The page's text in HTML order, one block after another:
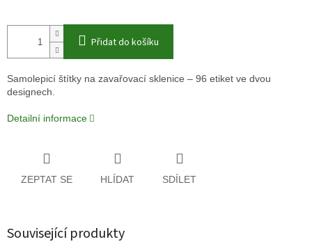
Přidat do košíku
Samolepicí štítky na zavařovací sklenice – 96 etiket ve dvou
designech.
Detailní informace
ZEPTAT SE HLÍDAT SDÍLET
Související produkty